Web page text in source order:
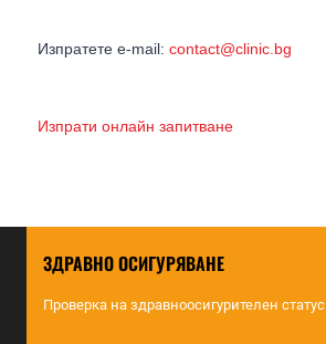
Изпратете e-mail: contact@clinic.bg
Изпрати онлайн запитване
ЗДРАВНО ОСИГУРЯВАНЕ
Проверка на здравноосигурителен статус